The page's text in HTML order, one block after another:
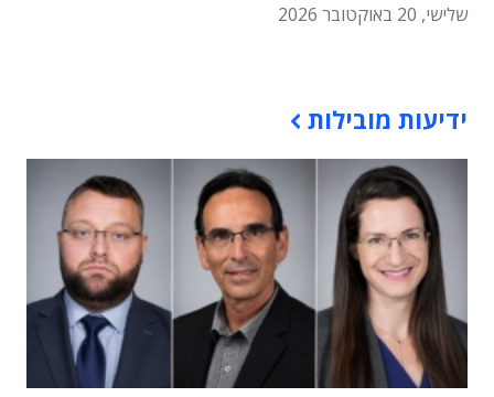
שלישי, 20 באוקטובר 2026
ידיעות מובילות